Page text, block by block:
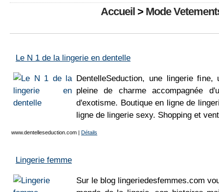
Accueil> Mode
Le N 1 de la lingerie en dentelle
DentelleSeduction, une lingerie fine,
pleine de charme accompagnée
d'exotisme. Boutique en ligne de
ligne de lingerie sexy. Shopping et
www.dentelleseduction.com | Détails
Lingerie femme
Sur le blog lingeriedesfemmes.com